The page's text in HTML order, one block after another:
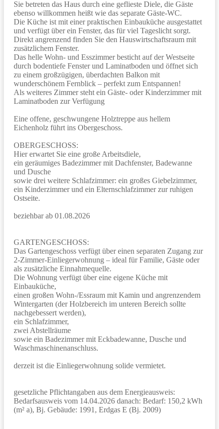
Sie betreten das Haus durch eine geflieste Diele, die Gäste
ebenso willkommen heißt wie das separate Gäste-WC.
Die Küche ist mit einer praktischen Einbauküche ausgestattet
und verfügt über ein Fenster, das für viel Tageslicht sorgt.
Direkt angrenzend finden Sie den Hauswirtschaftsraum mit
zusätzlichem Fenster.
Das helle Wohn- und Esszimmer besticht auf der Westseite
durch bodentiefe Fenster und Laminatboden und öffnet sich
zu einem großzügigen, überdachten Balkon mit
wunderschönem Fernblick – perfekt zum Entspannen!
Als weiteres Zimmer steht ein Gäste- oder Kinderzimmer mit
Laminatboden zur Verfügung
Eine offene, geschwungene Holztreppe aus hellem
Eichenholz führt ins Obergeschoss.
OBERGESCHOSS:
Hier erwartet Sie eine große Arbeitsdiele,
ein geräumiges Badezimmer mit Dachfenster, Badewanne
und Dusche
sowie drei weitere Schlafzimmer: ein großes Giebelzimmer,
ein Kinderzimmer und ein Elternschlafzimmer zur ruhigen
Ostseite.
beziehbar ab 01.08.2026
GARTENGESCHOSS:
Das Gartengeschoss verfügt über einen separaten Zugang zur
2-Zimmer-Einliegerwohnung – ideal für Familie, Gäste oder
als zusätzliche Einnahmequelle.
Die Wohnung verfügt über eine eigene Küche mit
Einbauküche,
einen großen Wohn-/Essraum mit Kamin und angrenzendem
Wintergarten (der Holzbereich im unteren Bereich sollte
nachgebessert werden),
ein Schlafzimmer,
zwei Abstellräume
sowie ein Badezimmer mit Eckbadewanne, Dusche und
Waschmaschinenanschluss.
derzeit ist die Einliegerwohnung solide vermietet.
gesetzliche Pflichtangaben aus dem Energieausweis:
Bedarfsausweis vom 14.04.2026 danach: Bedarf: 150,2 kWh
(m² a), Bj. Gebäude: 1991, Erdgas E (Bj. 2009)